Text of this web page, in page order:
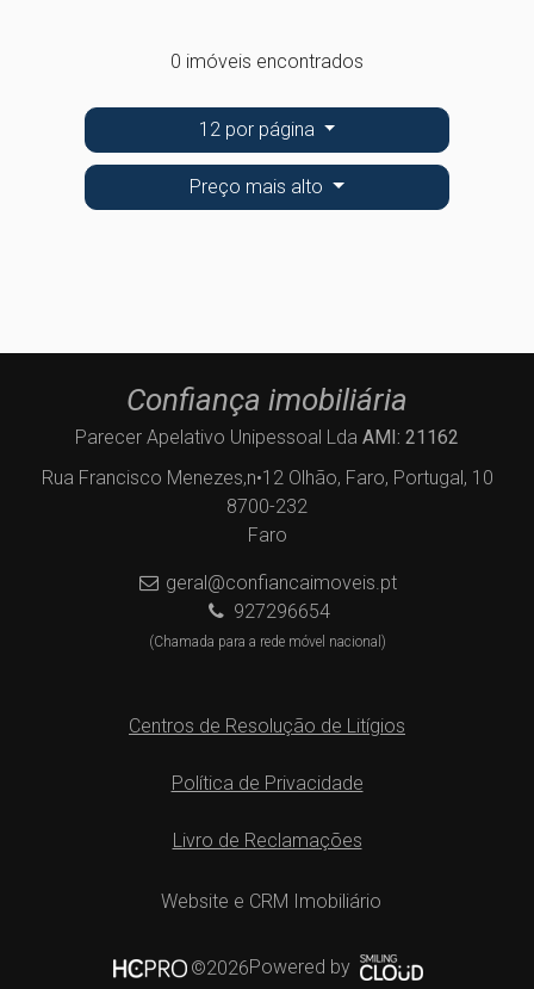
0 imóveis encontrados
12 por página
Preço mais alto
Confiança imobiliária
Parecer Apelativo Unipessoal Lda AMI: 21162
Rua Francisco Menezes,n•12 Olhão, Faro, Portugal, 10
8700-232
Faro
geral@confiancaimoveis.pt
927296654
(Chamada para a rede móvel nacional)
Centros de Resolução de Litígios
Política de Privacidade
Livro de Reclamações
Website e CRM Imobiliário
©2026Powered by